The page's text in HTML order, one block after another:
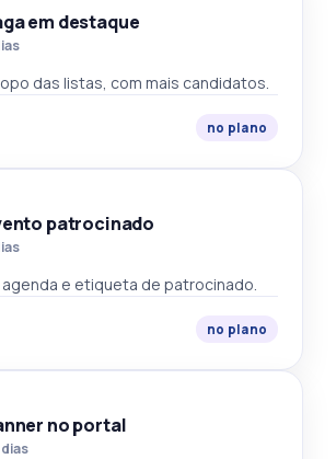
em destaque
das listas, com mais candidatos.
no plano
patrocinado
agenda e etiqueta de patrocinado.
no plano
no portal